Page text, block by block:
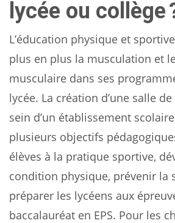
lycée ou collège
L’éducation physique et
plus en plus la musculation et
musculaire dans ses
lycée. La création d’une salle
sein d’un établissement
plusieurs objectifs
élèves à la pratique sportive,
condition physique, prévenir la
préparer les lycéens aux
baccalauréat en EPS. Pour les